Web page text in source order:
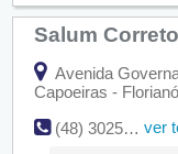
Salum
Avenida
Capoeiras -
(48) 3025-2444
ver